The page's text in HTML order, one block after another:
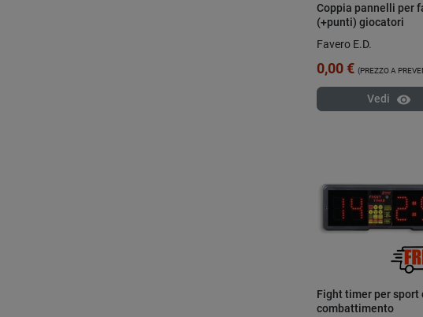
Coppia pannelli per
(+punti) giocatori
Favero E.D.
0,00 € (PREZZO A
Vedi visibility
Fight timer per sport
combattimento